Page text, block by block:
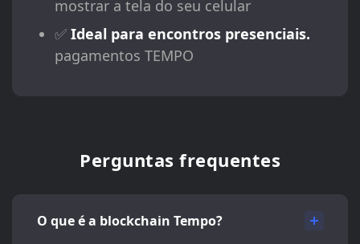
mostrar a tela do seu celular
✅ Ideal para encontros presenciais.
pagamentos TEMPO
Perguntas frequentes
O que é a blockchain Tempo?